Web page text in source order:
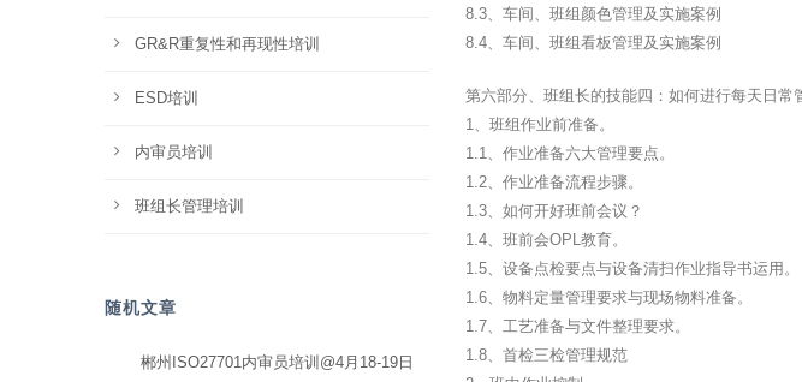
8.3、车间、班组颜色管理及实施案例
8.4、车间、班组看板管理及实施案例
第六部分、班组长的技能四：如何进行每天日常
1、班组作业前准备。
1.1、作业准备六大管理要点。
1.2、作业准备流程步骤。
1.3、如何开好班前会议？
1.4、班前会OPL教育。
1.5、设备点检要点与设备清扫作业指导书运用。
1.6、物料定量管理要求与现场物料准备。
1.7、工艺准备与文件整理要求。
1.8、首检三检管理规范
GR&R重复性和再现性培训
ESD培训
内审员培训
班组长管理培训
随机文章
郴州ISO27701内审员培训@4月18-19日